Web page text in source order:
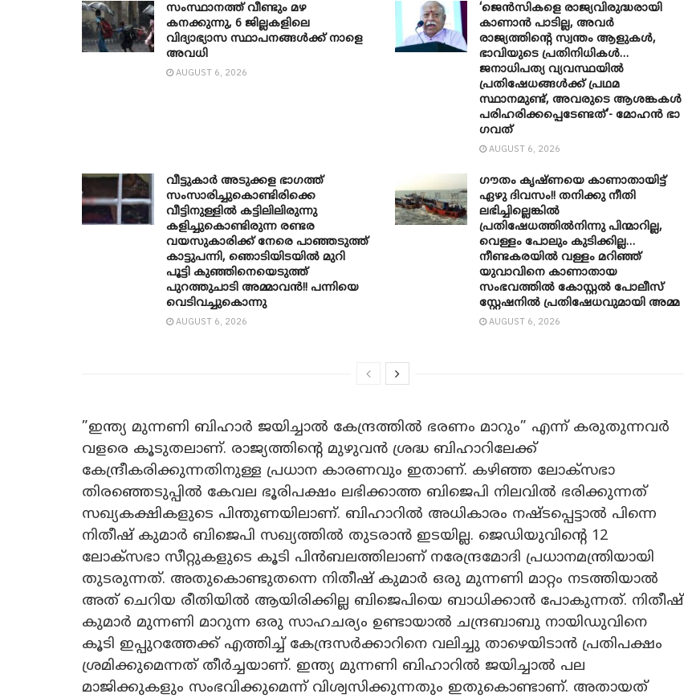
സംസ്ഥാനത്ത് വീണ്ടും മഴ
കനക്കുന്നു, 6 ജില്ലകളിലെ
വിദ്യാഭ്യാസ സ്ഥാപനങ്ങൾക്ക് നാളെ
അവധി
AUGUST 6, 2026
‘ജെൻസികളെ രാജ്യവിരുദ്ധരായി
കാണാൻ പാടില്ല, അവർ
രാജ്യത്തിന്റെ സ്വന്തം ആളുകൾ,
ഭാവിയുടെ പ്രതിനിധികൾ…
ജനാധിപത്യ വ്യവസ്ഥയിൽ
പ്രതിഷേധങ്ങൾക്ക് പ്രഥമ
സ്ഥാനമുണ്ട്, അവരുടെ ആശങ്കകൾ
പരിഹരിക്കപ്പെടേണ്ടത്’- മോഹൻ ഭാ​
ഗവത്
AUGUST 6, 2026
വീട്ടുകാർ അ‌ടുക്കള ഭാ​ഗത്ത്
സംസാരിച്ചുകൊണ്ടിരിക്കെ
വീട്ടിനുള്ളിൽ കട്ടിലിലിരുന്നു
കളിച്ചുകൊണ്ടിരുന്ന രണ്ടര
വയസുകാരിക്ക് നേരെ പാഞ്ഞടുത്ത്
കാട്ടുപന്നി, ‍ഞൊടിയി‌ടയിൽ മുറി
പൂട്ടി കുഞ്ഞിനെയെടുത്ത്
പുറത്തുചാടി അമ്മാവൻ!! പന്നിയെ
വെടിവച്ചുകൊന്നു
AUGUST 6, 2026
ഗൗതം കൃഷ്ണയെ കാണാതായിട്ട്
ഏഴു ദിവസം!! തനിക്കു നീതി
ലഭിച്ചില്ലെങ്കിൽ
പ്രതിഷേധത്തിൽനിന്നു പിന്മാറില്ല,
വെള്ളം പോലും കുടിക്കില്ല…
നീണ്ടകരയിൽ വള്ളം മറിഞ്ഞ്
യുവാവിനെ കാണാതായ
സംഭവത്തിൽ കോസ്റ്റൽ പോലീസ്
സ്റ്റേഷനിൽ പ്രതിഷേധവുമായി അമ്മ
AUGUST 6, 2026
”ഇന്ത്യ മുന്നണി ബിഹാർ ജയിച്ചാൽ കേന്ദ്രത്തിൽ ഭരണം മാറും” എന്ന് കരുതുന്നവർ
വളരെ കൂടുതലാണ്. രാജ്യത്തിന്റെ മുഴുവൻ ശ്രദ്ധ ബിഹാറിലേക്ക്
കേന്ദ്രീകരിക്കുന്നതിനുള്ള പ്രധാന കാരണവും ഇതാണ്. കഴിഞ്ഞ ലോക്സഭാ
തിരഞ്ഞെടുപ്പിൽ കേവല ഭൂരിപക്ഷം ലഭിക്കാത്ത ബിജെപി നിലവിൽ ഭരിക്കുന്നത്
സഖ്യകക്ഷികളുടെ പിന്തുണയിലാണ്. ബിഹാറിൽ അധികാരം നഷ്ടപ്പെട്ടാൽ പിന്നെ
നിതീഷ് കുമാർ ബിജെപി സഖ്യത്തിൽ തുടരാൻ ഇടയില്ല. ജെഡിയുവിന്റെ 12
ലോക്സഭാ സീറ്റുകളുടെ കൂടി പിൻബലത്തിലാണ് നരേന്ദ്രമോദി പ്രധാനമന്ത്രിയായി
തുടരുന്നത്. അതുകൊണ്ടുതന്നെ നിതീഷ് കുമാർ ഒരു മുന്നണി മാറ്റം നടത്തിയാൽ
അത് ചെറിയ രീതിയിൽ ആയിരിക്കില്ല ബിജെപിയെ ബാധിക്കാൻ പോകുന്നത്. നിതീഷ്
കുമാർ മുന്നണി മാറുന്ന ഒരു സാഹചര്യം ഉണ്ടായാൽ ചന്ദ്രബാബു നായിഡുവിനെ
കൂടി ഇപ്പുറത്തേക്ക് എത്തിച്ച് കേന്ദ്രസർക്കാറിനെ വലിച്ചു താഴെയിടാൻ പ്രതിപക്ഷം
ശ്രമിക്കുമെന്നത് തീർച്ചയാണ്. ഇന്ത്യ മുന്നണി ബിഹാറിൽ ജയിച്ചാൽ പല
മാജിക്കുകളും സംഭവിക്കുമെന്ന് വിശ്വസിക്കുന്നതും ഇതുകൊണ്ടാണ്. അതായത്